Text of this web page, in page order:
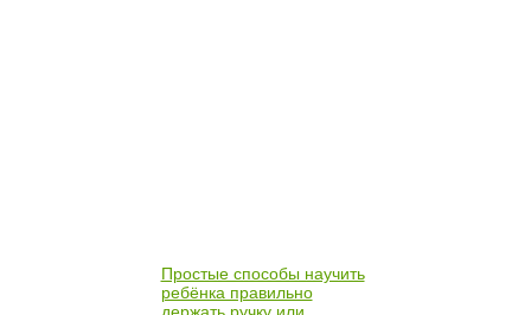
Простые способы научить
ребёнка правильно
держать ручку или